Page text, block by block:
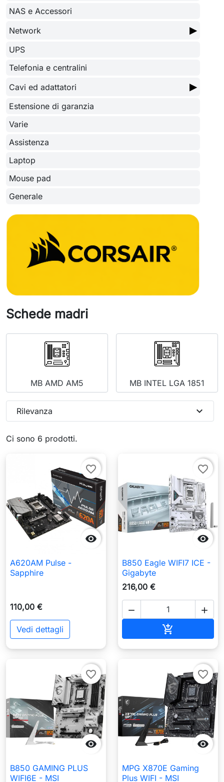
NAS e Accessori
Network
▶
UPS
Telefonia e centralini
Cavi ed adattatori
▶
Estensione di garanzia
Varie
Assistenza
Laptop
Mouse pad
Generale
Schede madri
MB AMD AM5 MB INTEL LGA 1851
Ci sono 6 prodotti.
Rilevanza expand_more

favorite_border
A620AM Pulse -
Sapphire
110,00 €
Vedi dettagli

favorite_border
B850 Eagle WIFI7 ICE -
Gigabyte
216,00 €
 


favorite_border
B850 GAMING PLUS
WIFI6E - MSI

favorite_border
MPG X870E Gaming
Plus WIFI - MSI